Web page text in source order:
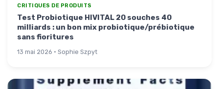
CRITIQUES DE PRODUITS
Test Probiotique HIVITAL 20 souches 40
milliards : un bon mix probiotique/prébiotique
sans fioritures
13 mai 2026 · Sophie Szpyt